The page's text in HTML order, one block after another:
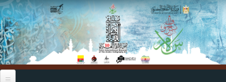
Skip to main content